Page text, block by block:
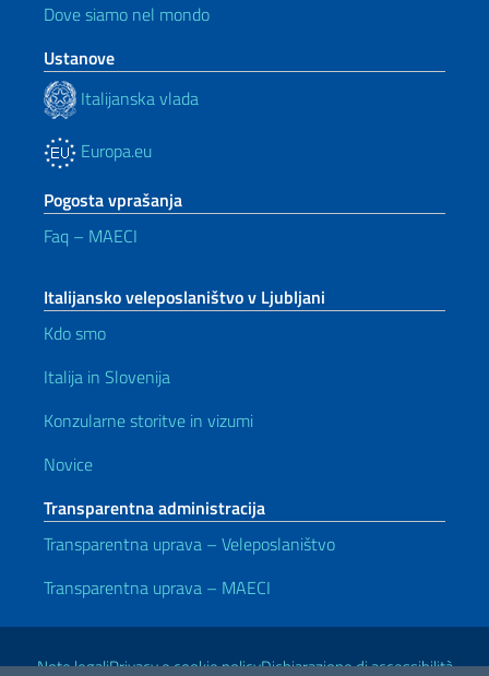
Dove siamo nel mondo
Ustanove
Italijanska vlada
Europa.eu
Pogosta vprašanja
Faq – MAECI
Italijansko veleposlaništvo v Ljubljani
Kdo smo
Italija in Slovenija
Konzularne storitve in vizumi
Novice
Transparentna administracija
Transparentna uprava – Veleposlaništvo
Transparentna uprava – MAECI
Uporabne povezave
Note legaliPrivacy e cookie policyDichiarazione di accessibilità